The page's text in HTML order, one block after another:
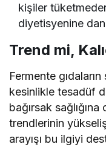
kişiler
diyetisyenine
Trend mi,
Fermente
kesinlikle tesadüf
bağırsak
trendlerinin
arayışı bu ilgiyi